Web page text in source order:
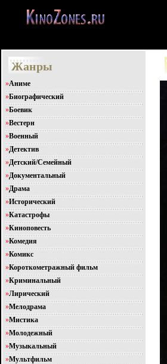
Жанры
»Аниме
»Биографический
»Боевик
»Вестерн
»Военный
»Детектив
»Детский/Семейный
»Документальный
»Драма
»Исторический
»Катастрофы
»Киноповесть
»Комедия
»Комикс
»Короткометражный фильм
»Криминальный
»Лирический
»Мелодрама
»Мистика
»Молодежный
»Музыкальный
»Мультфильм